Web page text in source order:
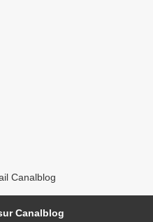
Canalblog
Canalblog